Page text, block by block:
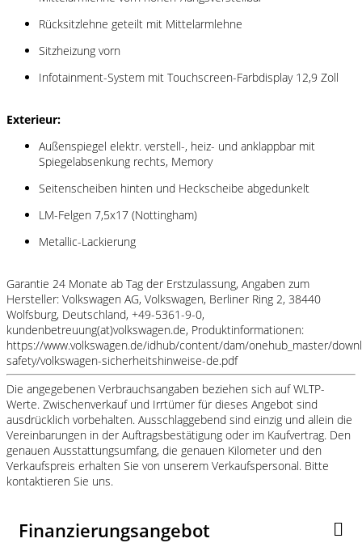
Rücksitzlehne geteilt mit Mittelarmlehne
Sitzheizung vorn
Infotainment-System mit Touchscreen-Farbdisplay 12,9 Zoll
Exterieur:
Außenspiegel elektr. verstell-, heiz- und anklappbar mit
Spiegelabsenkung rechts, Memory
Seitenscheiben hinten und Heckscheibe abgedunkelt
LM-Felgen 7,5x17 (Nottingham)
Metallic-Lackierung
Garantie 24 Monate ab Tag der Erstzulassung, Angaben zum
Hersteller: Volkswagen AG, Volkswagen, Berliner Ring 2, 38440
Wolfsburg, Deutschland, +49-5361-9-0,
kundenbetreuung(at)volkswagen.de, Produktinformationen:
https://www.volkswagen.de/idhub/content/dam/onehub_master/
safety/volkswagen-sicherheitshinweise-de.pdf
Die angegebenen Verbrauchsangaben beziehen sich auf WLTP-
Werte. Zwischenverkauf und Irrtümer für dieses Angebot sind
ausdrücklich vorbehalten. Ausschlaggebend sind einzig und allein die
Vereinbarungen in der Auftragsbestätigung oder im Kaufvertrag. Den
genauen Ausstattungsumfang, die genauen Kilometer und den
Verkaufspreis erhalten Sie von unserem Verkaufspersonal. Bitte
kontaktieren Sie uns.
Finanzierungsangebot